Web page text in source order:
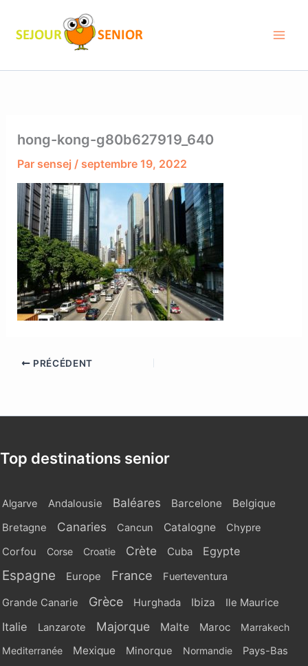
contenu
hong-kong-g80b627919_640
Par sensej / septembre 19, 2022
PRÉCÉDENT
Top destinations senior
Algarve Andalousie Baléares Barcelone Belgique
Bretagne Canaries Cancun Catalogne
Chypre
Corfou
Corse Croatie Crète Cuba Egypte
Espagne Europe France Fuerteventura
Grande Canarie Grèce Hurghada Ibiza Ile Maurice
Italie Lanzarote Majorque Malte Maroc
Marrakech
Mediterranée
Mexique Minorque Normandie Pays-Bas